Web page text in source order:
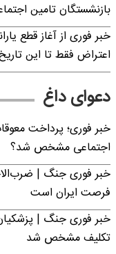
بازنشستگان تامین
اعتراض فقط تا این
دعوای داغ
خبر فوری؛ پرداخت
اجتماعی مشخص شد؟
خبر فوری جنگ |
فرصت ایران است
خبر فوری جنگ |
تکلیف مشخص شد